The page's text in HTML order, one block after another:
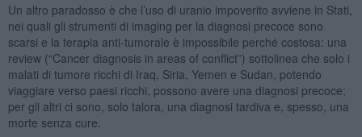
Un altro paradosso è che l’uso di uranio impoverito avviene in Stati,
nei quali gli strumenti di imaging per la diagnosi precoce sono
scarsi e la terapia anti-tumorale è impossibile perché costosa: una
review (“Cancer diagnosis in areas of conflict”) sottolinea che solo i
malati di tumore ricchi di Iraq, Siria, Yemen e Sudan, potendo
viaggiare verso paesi ricchi, possono avere una diagnosi precoce;
per gli altri ci sono, solo talora, una diagnosi tardiva e, spesso, una
morte senza cure.